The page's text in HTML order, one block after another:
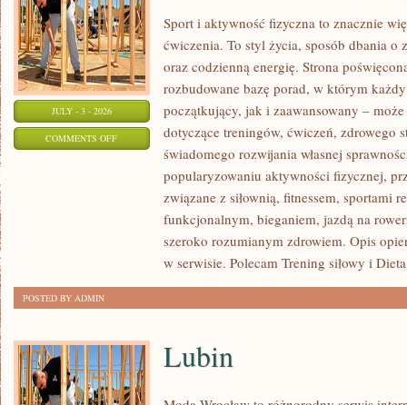
JULY - 3 - 2026
COMMENTS OFFON
Sport i aktywność fizyczna to znacznie
ćwiczenia. To styl życia, sposób dbania o
oraz codzienną energię. Strona
rozbudowane bazę porad, w którym
początkujący, jak i zaawansowany –
dotyczące treningów, ćwiczeń, zdrowego
świadomego rozwijania własnej
popularyzowaniu aktywności fizycznej,
związane z siłownią, fitnessem, sportami
funkcjonalnym, bieganiem, jazdą na
szeroko rozumianym zdrowiem. Opis
w serwisie. Polecam Trening siłowy i
POSTED BY ADMIN
Lubin